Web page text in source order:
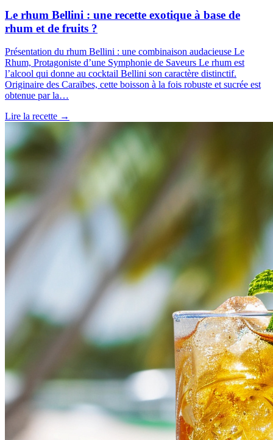
Le rhum Bellini : une recette exotique à base de
rhum et de fruits ?
Présentation du rhum Bellini : une combinaison audacieuse Le
Rhum, Protagoniste d’une Symphonie de Saveurs Le rhum est
l’alcool qui donne au cocktail Bellini son caractère distinctif.
Originaire des Caraïbes, cette boisson à la fois robuste et sucrée est
obtenue par la…
Lire la recette →